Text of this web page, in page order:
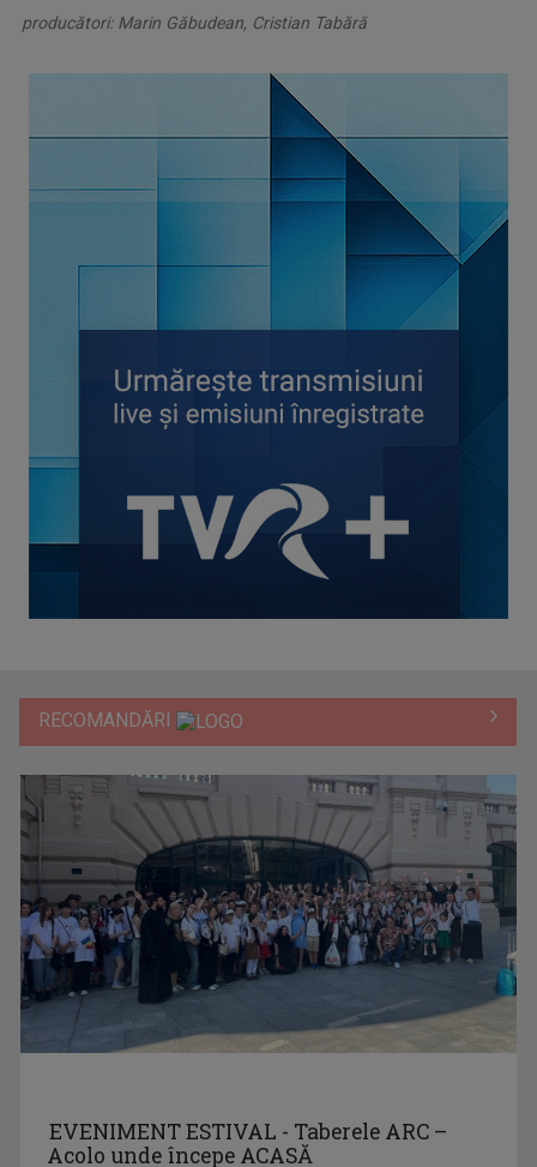
producători: Marin Găbudean, Cristian Tabără
RECOMANDĂRI
EVENIMENT ESTIVAL - Taberele ARC –
Acolo unde începe ACASĂ